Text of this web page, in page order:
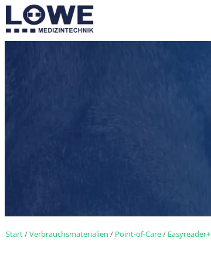
Start/Verbrauchsmaterialien / Point-of-Care/ Easyreader+